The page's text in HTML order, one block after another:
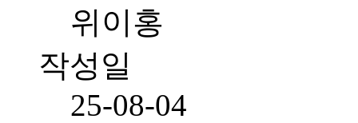
위이홍
작성일
25-08-04